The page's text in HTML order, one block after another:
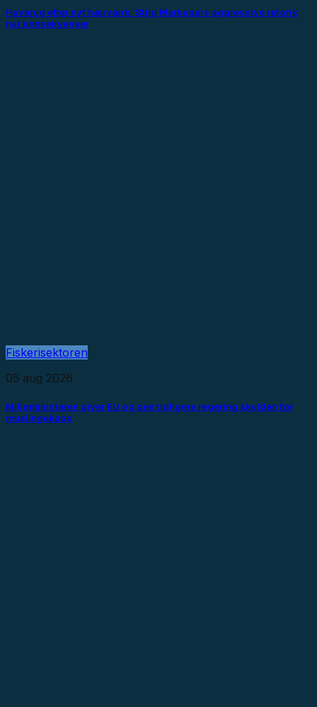
Havbrug efter nyt hærværk: Stiig Markagers aggressive retorik
har konsekvenser
Fiskerisektoren
05 aug 2026
Miljøministeren giver EU og den tidligere regering skylden for
muslingekaos